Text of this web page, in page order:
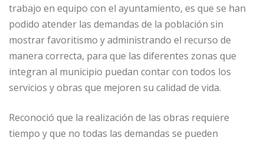
trabajo en equipo con el ayuntamiento, es que se han
podido atender las demandas de la población sin
mostrar favoritismo y administrando el recurso de
manera correcta, para que las diferentes zonas que
integran al municipio puedan contar con todos los
servicios y obras que mejoren su calidad de vida.
Reconoció que la realización de las obras requiere
tiempo y que no todas las demandas se pueden